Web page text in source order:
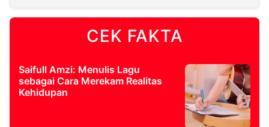
CEK FAKTA
Saifull Amzi: Menulis Lagu
sebagai Cara Merekam Realitas
Kehidupan